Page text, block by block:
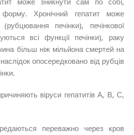
Хронічний гепатит може
печінки), печінкової
всі функції печінки), раку
більш ніж мільйона смертей на
опосередковано від рубців
віруси гепатитів А, В, С,
переважно через кров